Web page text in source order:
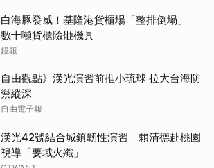
白海豚發威！基隆港貨櫃場「整排倒塌」
數十噸貨櫃險砸機具
鏡報
自由觀點》漢光演習前推小琉球 拉大台海防
禦縱深
自由電子報
漢光42號結合城鎮韌性演習 賴清德赴桃園
視導「要域火殲」